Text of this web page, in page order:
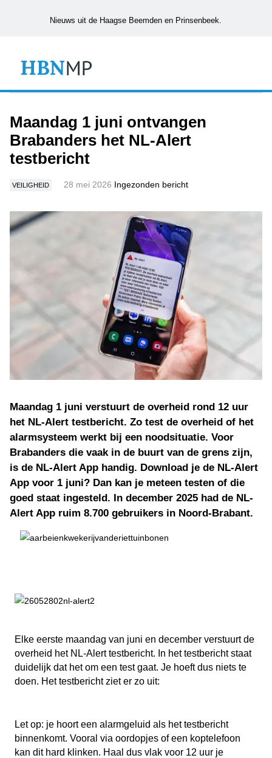
Nieuws uit de Haagse Beemden en Prinsenbeek.
Maandag 1 juni ontvangen
Brabanders het NL-Alert
testbericht
VEILIGHEID 28 mei 2026 Ingezonden bericht
Maandag 1 juni verstuurt de overheid rond 12 uur
het NL-Alert testbericht. Zo test de overheid of het
alarmsysteem werkt bij een noodsituatie. Voor
Brabanders die vaak in de buurt van de grens zijn,
is de NL-Alert App handig. Download je de NL-Alert
App voor 1 juni? Dan kan je meteen testen of die
goed staat ingesteld. In december 2025 had de NL-
Alert App ruim 8.700 gebruikers in Noord-Brabant.
Elke eerste maandag van juni en december verstuurt de
overheid het NL-Alert testbericht. In het testbericht staat
duidelijk dat het om een test gaat. Je hoeft dus niets te
doen. Het testbericht ziet er zo uit:
Let op: je hoort een alarmgeluid als het testbericht
binnenkomt. Vooral via oordopjes of een koptelefoon
kan dit hard klinken. Haal dus vlak voor 12 uur je